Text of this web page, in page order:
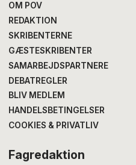
OM POV
REDAKTION
SKRIBENTERNE
GÆSTESKRIBENTER
SAMARBEJDSPARTNERE
DEBATREGLER
BLIV MEDLEM
HANDELSBETINGELSER
COOKIES & PRIVATLIV
Fagredaktion